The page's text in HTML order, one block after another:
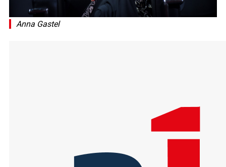
Anna Gastel